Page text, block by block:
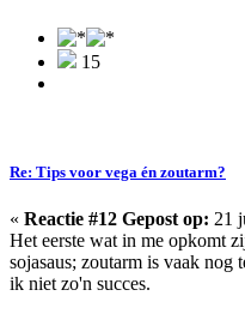
15
Re: Tips voor vega én zoutarm?
« Reactie #12 Gepost op: 21
Het eerste wat in me opkomt
sojasaus; zoutarm is vaak nog
ik niet zo'n succes.